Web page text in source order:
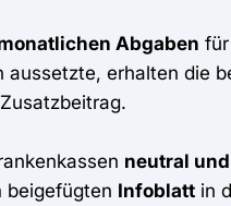
Abgaben
erhalten die
neutral
beigefügten Infoblatt in